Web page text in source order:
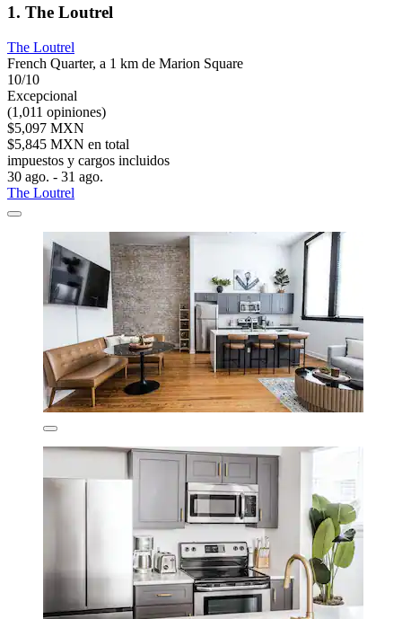
1. The Loutrel
The Loutrel
French Quarter, a 1 km de Marion Square
10/10
Excepcional
(1,011 opiniones)
$5,097 MXN
$5,845 MXN en total
impuestos y cargos incluidos
30 ago. - 31 ago.
The Loutrel